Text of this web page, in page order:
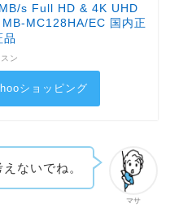
s Full HD & 4K UHD
MC128HA/EC 国内正
品
ン
ショッピング
マサ
ないでね。